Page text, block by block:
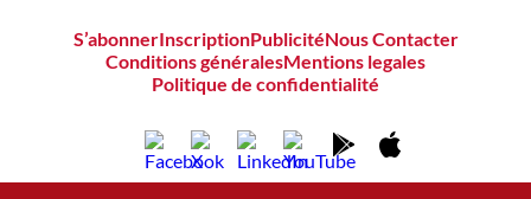
S’abonnerInscriptionPublicitéNous Contacter
Conditions généralesMentions legales
Politique de confidentialité